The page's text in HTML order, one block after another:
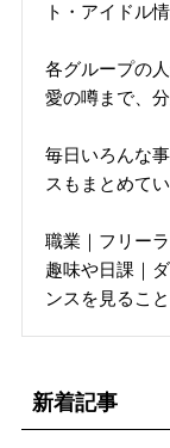
ト・アイドル
各グループの
愛の噂まで、
毎日いろんな
スもまとめてい
職業｜フリー
趣味や日課｜
ンスを見るこ
新着記事